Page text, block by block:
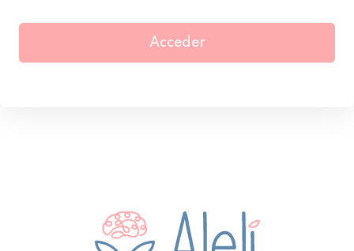
Acceder